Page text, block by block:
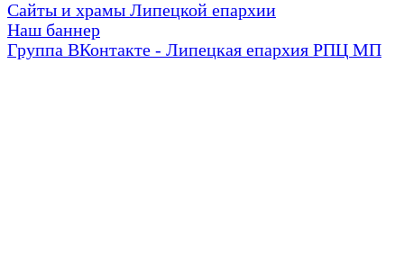
Сайты и храмы Липецкой епархии
Наш баннер
Группа ВКонтакте - Липецкая епархия РПЦ МП